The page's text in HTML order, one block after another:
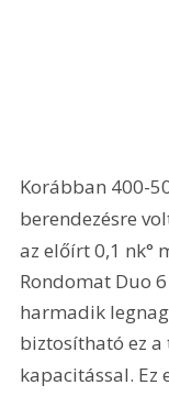
Korábban 400-
berendezésre
az előírt 0,1 nk°
Rondomat Duo
harmadik
biztosítható ez
kapacitással. Ez